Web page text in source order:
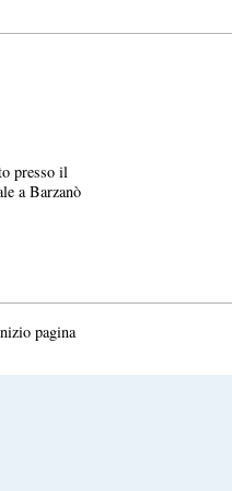
presso il
a Barzanò
pagina